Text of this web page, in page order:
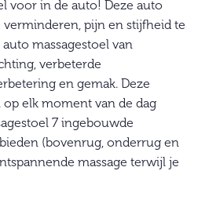
voor in de auto! Deze auto
pijn en stijfheid te
massagestoel van
verbeterde
en gemak. Deze
elk moment van de dag
7 ingebouwde
(bovenrug, onderrug en
massage terwijl je